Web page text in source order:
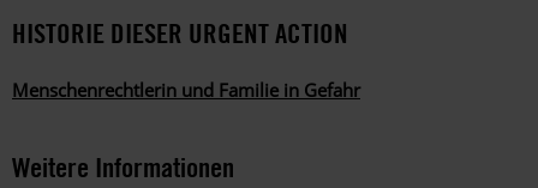
HISTORIE DIESER URGENT ACTION
Menschenrechtlerin und Familie in Gefahr
Weitere Informationen